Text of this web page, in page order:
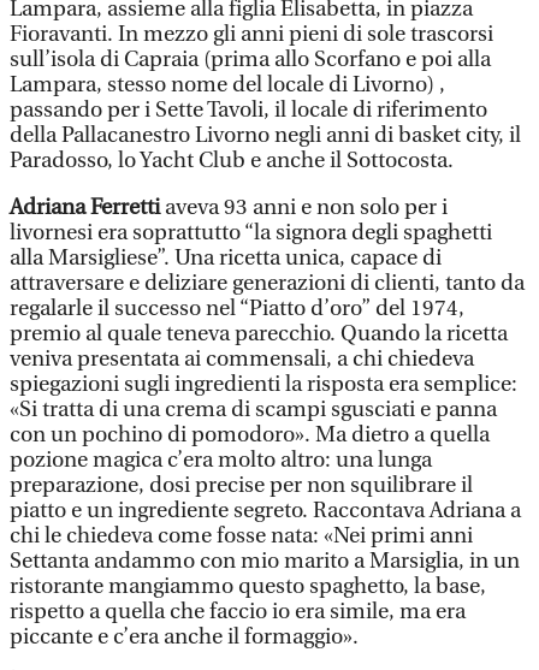
Lampara, assieme alla figlia Elisabetta, in piazza
Fioravanti. In mezzo gli anni pieni di sole trascorsi
sull’isola di Capraia (prima allo Scorfano e poi alla
Lampara, stesso nome del locale di Livorno) ,
passando per i Sette Tavoli, il locale di riferimento
della Pallacanestro Livorno negli anni di basket city, il
Paradosso, lo Yacht Club e anche il Sottocosta.
Adriana Ferrettiaveva 93 anni e non solo per i
livornesi era soprattutto “la signora degli spaghetti
alla Marsigliese”. Una ricetta unica, capace di
attraversare e deliziare generazioni di clienti, tanto da
regalarle il successo nel “Piatto d’oro” del 1974,
premio al quale teneva parecchio. Quando la ricetta
veniva presentata ai commensali, a chi chiedeva
spiegazioni sugli ingredienti la risposta era semplice:
«Si tratta di una crema di scampi sgusciati e panna
con un pochino di pomodoro». Ma dietro a quella
pozione magica c’era molto altro: una lunga
preparazione, dosi precise per non squilibrare il
piatto e un ingrediente segreto. Raccontava Adriana a
chi le chiedeva come fosse nata: «Nei primi anni
Settanta andammo con mio marito a Marsiglia, in un
ristorante mangiammo questo spaghetto, la base,
rispetto a quella che faccio io era simile, ma era
piccante e c’era anche il formaggio».